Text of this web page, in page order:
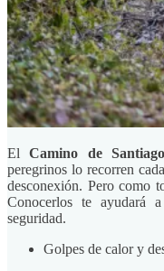
ElCamino de Santiago
peregrinos lo recorren
desconexión. Pero como
Conocerlos te ayudará
seguridad.
Golpes de calor y